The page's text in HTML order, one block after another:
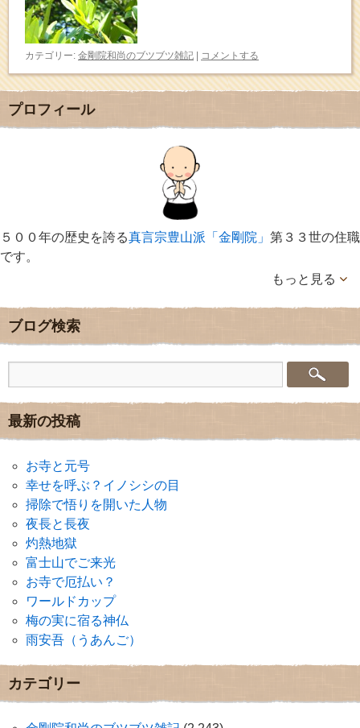
カテゴリー: 金剛院和尚のブツブツ雑記 | コメントする
プロフィール
５００年の歴史を誇る真言宗豊山派「金剛院」 第３３世の住職
です。
もっと見る
ブログ検索
最新の投稿
お寺と元号
幸せを呼ぶ？イノシシの目
掃除で悟りを開いた人物
夜長と長夜
灼熱地獄
富士山でご来光
お寺で厄払い？
ワールドカップ
梅の実に宿る神仏
雨安吾（うあんご）
カテゴリー